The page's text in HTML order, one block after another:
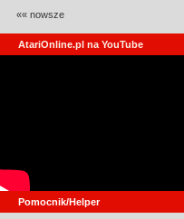
«« nowsze
AtariOnline.pl na YouTube
Pomocnik/Helper